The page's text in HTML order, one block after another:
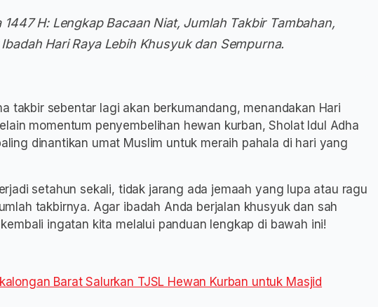
H: Lengkap Bacaan Niat, Jumlah Takbir Tambahan,
Hari Raya Lebih Khusyuk dan Sempurna.
takbir sebentar lagi akan berkumandang, menandakan Hari
momentum penyembelihan hewan kurban, Sholat Idul Adha
dinantikan umat Muslim untuk meraih pahala di hari yang
setahun sekali, tidak jarang ada jemaah yang lupa atau ragu
takbirnya. Agar ibadah Anda berjalan khusyuk dan sah
ingatan kita melalui panduan lengkap di bawah ini!
Barat Salurkan TJSL Hewan Kurban untuk Masjid